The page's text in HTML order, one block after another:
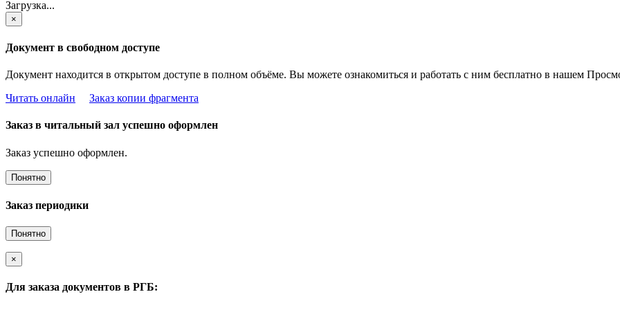
Загрузка...
×
Документ в свободном доступе
Документ находится в открытом доступе в полном объёме. Вы можете ознакомиться и работать с ним бесплатно в нашем
Читать онлайн
Заказ копии фрагмента
Заказ в читальный зал успешно оформлен
Заказ успешно оформлен.
Понятно
Заказ периодики
Понятно
×
Для заказа документов в РГБ: